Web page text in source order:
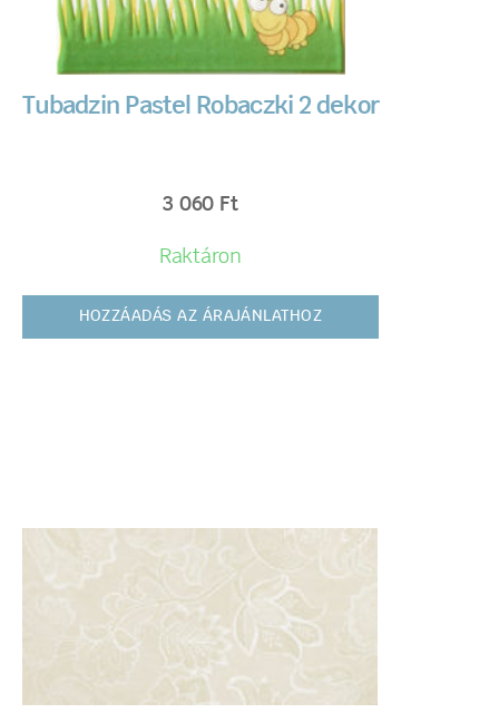
Tubadzin Pastel Robaczki 2 dekor
3 060 Ft
Raktáron
HOZZÁADÁS AZ ÁRAJÁNLATHOZ